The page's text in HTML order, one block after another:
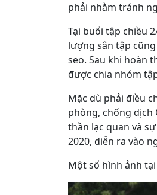
phải nhằm tránh
Tại buổi tập chiều
lượng sân tập
seo. Sau khi hoàn
được chia nhóm
Mặc dù phải điều
phòng, chống dịch
thần lạc quan và
2020, diễn ra vào
Một số hình ảnh